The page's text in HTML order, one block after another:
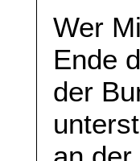
Wer
Ende
der